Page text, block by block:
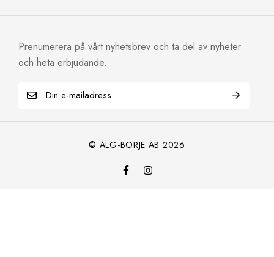
Prenumerera på vårt nyhetsbrev och ta del av nyheter
och heta erbjudande.
© ALG-BÖRJE AB 2026